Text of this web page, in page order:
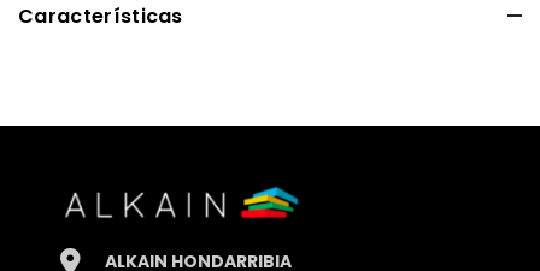
Características
Alto 30.00cm.
ALKAIN HONDARRIBIA